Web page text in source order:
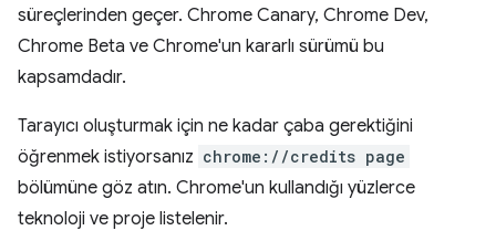
süreçlerinden geçer. Chrome Canary, Chrome Dev,
Chrome Beta ve Chrome'un kararlı sürümü bu
kapsamdadır.
Tarayıcı oluşturmak için ne kadar çaba gerektiğini
öğrenmek istiyorsanız chrome://credits page
bölümüne göz atın. Chrome'un kullandığı yüzlerce
teknoloji ve proje listelenir.